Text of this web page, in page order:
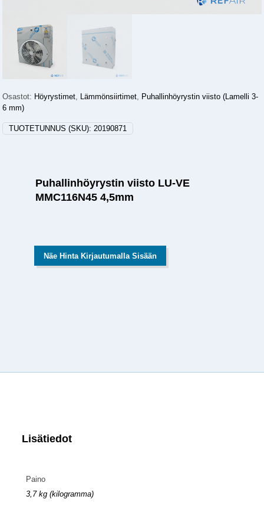
Osastot: Höyrystimet Lämmönsiirtimet
Puhallinhöyrystin viisto (Lamelli 3-
6 mm)
TUOTETUNNUS (SKU): 20190871
Puhallinhöyrystin viisto LU-VE
MMC116N45 4,5mm
Näe Hinta Kirjautumalla Sisään
Lisätiedot
Paino
3,7 kg (kilogramma)